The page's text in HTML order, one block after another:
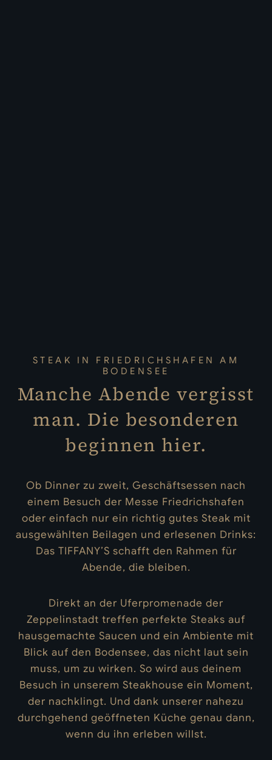
STEAK IN FRIEDRICHSHAFEN AM
BODENSEE
Manche Abende vergisst
man. Die besonderen
beginnen hier.
Ob Dinner zu zweit, Geschäftsessen nach
einem Besuch der Messe Friedrichshafen
oder einfach nur ein richtig gutes Steak mit
ausgewählten Beilagen und erlesenen Drinks:
Das TIFFANY’S schafft den Rahmen für
Abende, die bleiben.
Direkt an der Uferpromenade der
Zeppelinstadt treffen perfekte Steaks auf
hausgemachte Saucen und ein Ambiente mit
Blick auf den Bodensee, das nicht laut sein
muss, um zu wirken. So wird aus deinem
Besuch in unserem Steakhouse ein Moment,
der nachklingt. Und dank unserer nahezu
durchgehend geöffneten Küche genau dann,
wenn du ihn erleben willst.